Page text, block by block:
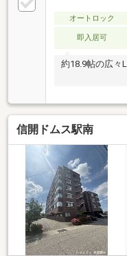
オートロック
即入居可
約18.9帖の広々
信開ドムス駅南